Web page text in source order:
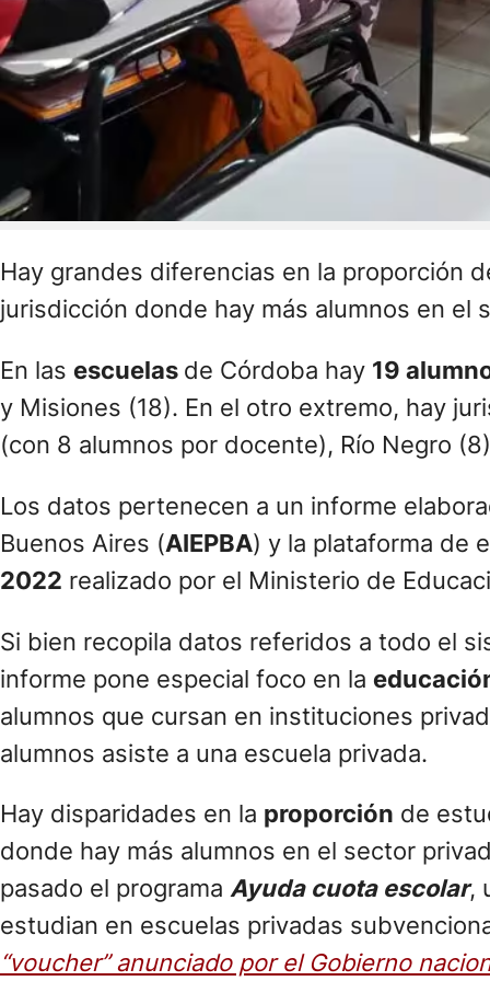
Hay grandes diferencias en la proporción
jurisdicción donde hay más alumnos en el
En las escuelas de Córdoba hay 19
y Misiones (18). En el otro extremo, hay
(con 8 alumnos por docente), Río Negro
Los datos pertenecen a un informe
Buenos Aires (AIEPBA) y la plataforma de
2022 realizado por el Ministerio de
Si bien recopila datos referidos a todo el
informe pone especial foco en la
alumnos que cursan en instituciones
alumnos asiste a una escuela privada.
Hay disparidades en la proporción de
donde hay más alumnos en el sector
pasado el programa Ayuda cuota escolar,
estudian en escuelas privadas
“voucher” anunciado por el Gobierno